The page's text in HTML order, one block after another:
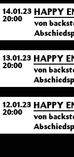
14.01.23
20:00
HAPPY
von
13.01.23
20:00
HAPPY
von
12.01.23
20:00
HAPPY
von